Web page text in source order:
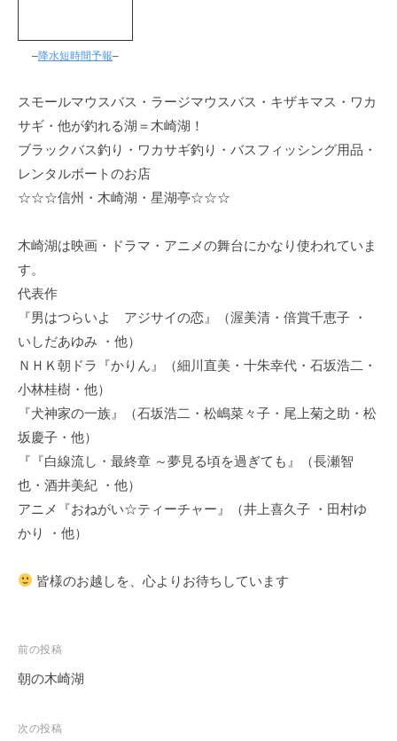
–降水短時間予報–
スモールマウスバス・ラージマウスバス・キザキマス・ワカ
サギ・他が釣れる湖＝木崎湖！
ブラックバス釣り・ワカサギ釣り・バスフィッシング用品・
レンタルボートのお店
☆☆☆信州・木崎湖・星湖亭☆☆☆
木崎湖は映画・ドラマ・アニメの舞台にかなり使われていま
す。
代表作
『男はつらいよ アジサイの恋』（渥美清・倍賞千恵子 ・
いしだあゆみ ・他）
ＮＨＫ朝ドラ『かりん』（細川直美・十朱幸代・石坂浩二・
小林桂樹・他）
『犬神家の一族』（石坂浩二・松嶋菜々子・尾上菊之助・松
坂慶子・他）
『『白線流し・最終章 ～夢見る頃を過ぎても』（長瀬智
也・酒井美紀 ・他）
アニメ『おねがい☆ティーチャー』（井上喜久子 ・田村ゆ
かり ・他）
皆様のお越しを、心よりお待ちしています
投
稿
ビ
前の投稿
朝の木崎湖
次の投稿